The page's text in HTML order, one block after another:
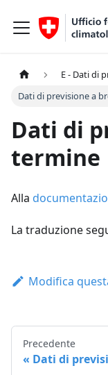
E - Dati di
Dati di previsione a
Dati di
termine
Alla
La traduzione
Modifica
Precedente
Dati di